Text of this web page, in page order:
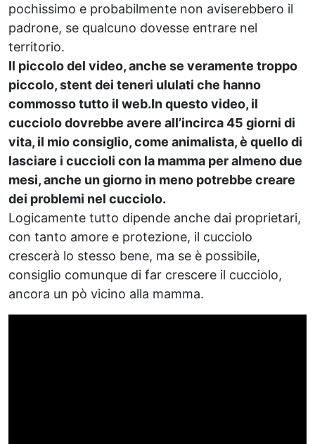
pochissimo e probabilmente non aviserebbero il
padrone, se qualcuno dovesse entrare nel
territorio.
Il piccolo del video, anche se veramente troppo
piccolo, stent dei teneri ululati che hanno
commosso tutto il web.In questo video, il
cucciolo dovrebbe avere all’incirca 45 giorni di
vita, il mio consiglio, come animalista, è quello di
lasciare i cuccioli con la mamma per almeno due
mesi, anche un giorno in meno potrebbe creare
dei problemi nel cucciolo.
Logicamente tutto dipende anche dai proprietari,
con tanto amore e protezione, il cucciolo
crescerà lo stesso bene, ma se è possibile,
consiglio comunque di far crescere il cucciolo,
ancora un pò vicino alla mamma.